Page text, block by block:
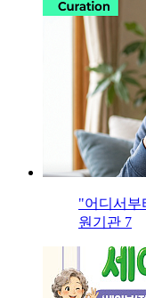
"어디서부
원기관 7